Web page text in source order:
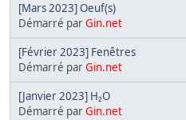
[Mars 2023] Oeuf(s)
Démarré parGin.net
[Février 2023] Fenêtres
Démarré parGin.net
[Janvier 2023] H₂O
Démarré parGin.net